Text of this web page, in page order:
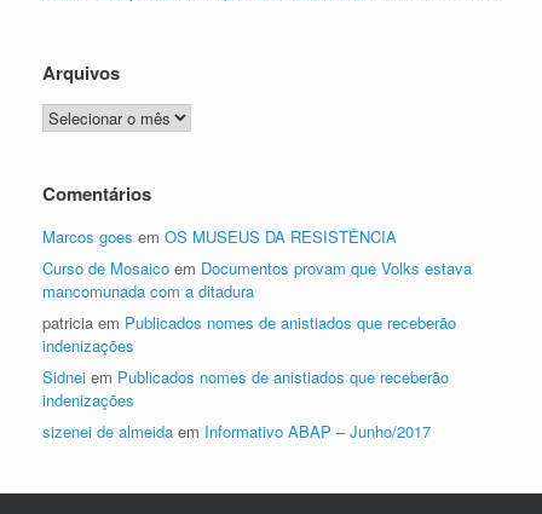
Arquivos
Arquivos
Comentários
Marcos goes em OS MUSEUS DA RESISTÊNCIA
Curso de Mosaico em Documentos provam que Volks estava
mancomunada com a ditadura
patricia em Publicados nomes de anistiados que receberão
indenizações
Sidnei em Publicados nomes de anistiados que receberão
indenizações
sizenei de almeida em Informativo ABAP – Junho/2017